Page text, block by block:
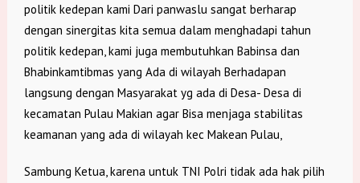
politik kedepan kami Dari panwaslu sangat berharap
dengan sinergitas kita semua dalam menghadapi tahun
politik kedepan, kami juga membutuhkan Babinsa dan
Bhabinkamtibmas yang Ada di wilayah Berhadapan
langsung dengan Masyarakat yg ada di Desa- Desa di
kecamatan Pulau Makian agar Bisa menjaga stabilitas
keamanan yang ada di wilayah kec Makean Pulau,
Sambung Ketua, karena untuk TNI Polri tidak ada hak pilih